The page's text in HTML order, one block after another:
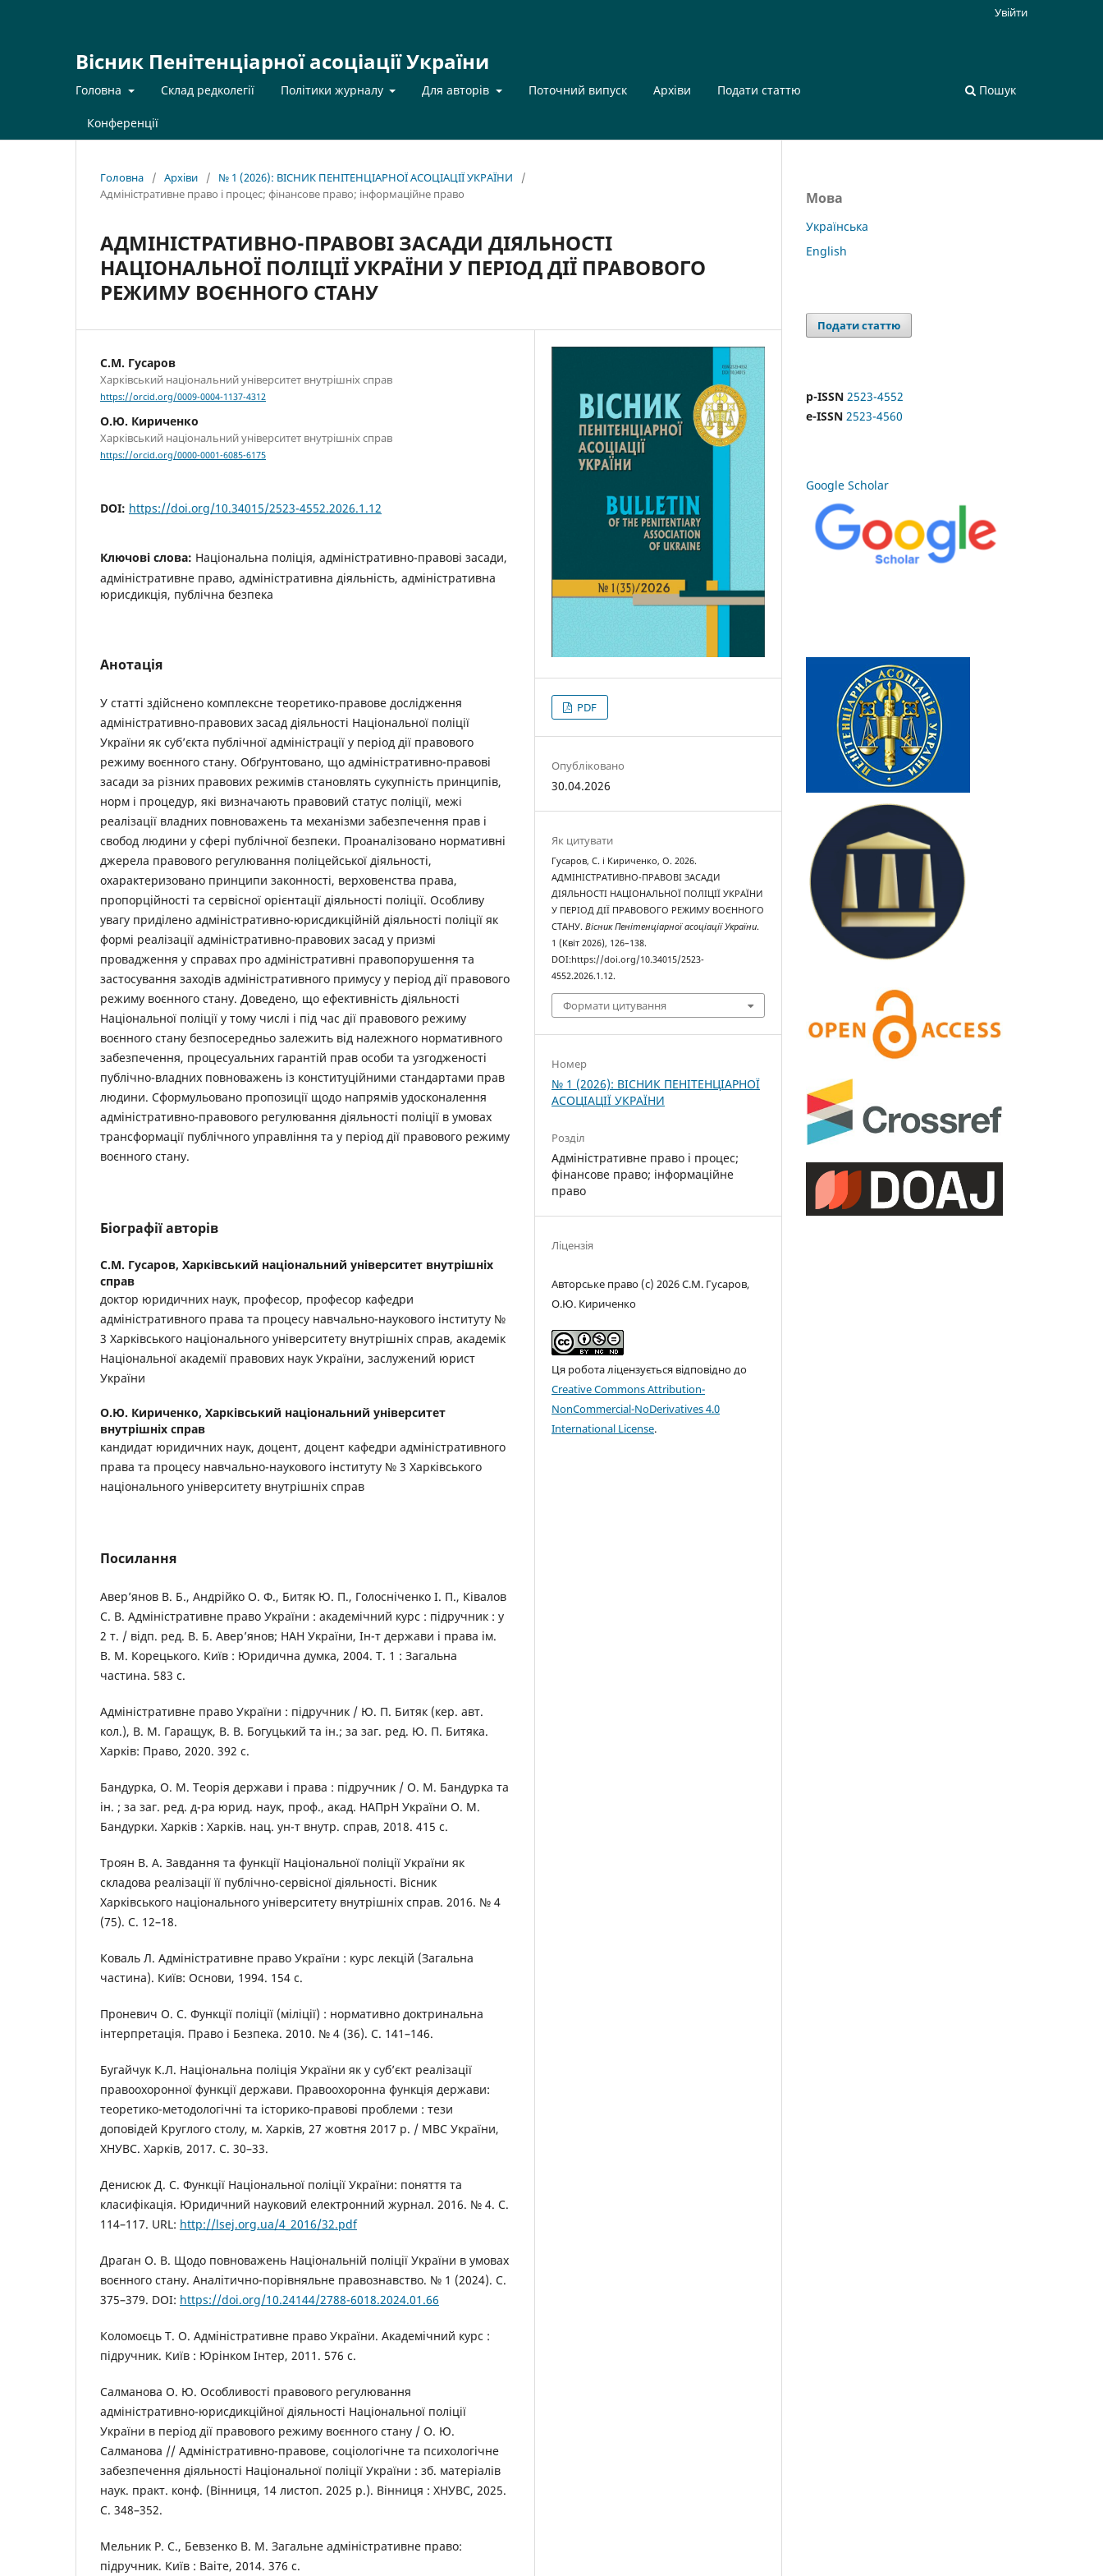
Вісник Пенітенціарної асоціації України
Головна Склад редколегії Політики журналу Для авторів Поточний випуск Архіви Подати статтю
Конференції
Пошук
Увійти
Головна / Архіви / № 1 (2026): ВІСНИК ПЕНІТЕНЦІАРНОЇ АСОЦІАЦІЇ УКРАЇНИ
/
Адміністративне право і процес; фінансове право; інформаційне право
АДМІНІСТРАТИВНО-ПРАВОВІ ЗАСАДИ ДІЯЛЬНОСТІ
НАЦІОНАЛЬНОЇ ПОЛІЦІЇ УКРАЇНИ У ПЕРІОД ДІЇ ПРАВОВОГО
РЕЖИМУ ВОЄННОГО СТАНУ
С.М. Гусаров
Харківський національний університет внутрішніх справ
https://orcid.org/0009-0004-1137-4312
О.Ю. Кириченко
Харківський національний університет внутрішніх справ
https://orcid.org/0000-0001-6085-6175
DOI: https://doi.org/10.34015/2523-4552.2026.1.12
Ключові слова: Національна поліція, адміністративно-правові засади,
адміністративне право, адміністративна діяльність, адміністративна
юрисдикція, публічна безпека
Анотація
У статті здійснено комплексне теоретико-правове дослідження
адміністративно-правових засад діяльності Національної поліції
України як суб’єкта публічної адміністрації у період дії правового
режиму воєнного стану. Обґрунтовано, що адміністративно-правові
засади за різних правових режимів становлять сукупність принципів,
норм і процедур, які визначають правовий статус поліції, межі
реалізації владних повноважень та механізми забезпечення прав і
свобод людини у сфері публічної безпеки. Проаналізовано нормативні
джерела правового регулювання поліцейської діяльності,
охарактеризовано принципи законності, верховенства права,
пропорційності та сервісної орієнтації діяльності поліції. Особливу
увагу приділено адміністративно-юрисдикційній діяльності поліції як
формі реалізації адміністративно-правових засад у призмі
провадження у справах про адміністративні правопорушення та
застосування заходів адміністративного примусу у період дії правового
режиму воєнного стану. Доведено, що ефективність діяльності
Національної поліції у тому числі і під час дії правового режиму
воєнного стану безпосередньо залежить від належного нормативного
забезпечення, процесуальних гарантій прав особи та узгодженості
публічно-владних повноважень із конституційними стандартами прав
людини. Сформульовано пропозиції щодо напрямів удосконалення
адміністративно-правового регулювання діяльності поліції в умовах
трансформації публічного управління та у період дії правового режиму
воєнного стану.
Біографії авторів
С.М. Гусаров, Харківський національний університет внутрішніх
справ
доктор юридичних наук, професор, професор кафедри
адміністративного права та процесу навчально-наукового інституту №
3 Харківського національного університету внутрішніх справ, академік
Національної академії правових наук України, заслужений юрист
України
О.Ю. Кириченко, Харківський національний університет
внутрішніх справ
кандидат юридичних наук, доцент, доцент кафедри адміністративного
права та процесу навчально-наукового інституту № 3 Харківського
національного університету внутрішніх справ
Посилання
Авер’янов В. Б., Андрійко О. Ф., Битяк Ю. П., Голосніченко І. П., Ківалов
С. В. Адміністративне право України : академічний курс : підручник : у
2 т. / відп. ред. В. Б. Авер’янов; НАН України, Ін-т держави і права ім.
В. М. Корецького. Київ : Юридична думка, 2004. Т. 1 : Загальна
частина. 583 с.
Адміністративне право України : підручник / Ю. П. Битяк (кер. авт.
кол.), В. М. Гаращук, В. В. Богуцький та ін.; за заг. ред. Ю. П. Битяка.
Харків: Право, 2020. 392 с.
Бандурка, О. М. Теорія держави і права : підручник / О. М. Бандурка та
ін. ; за заг. ред. д-ра юрид. наук, проф., акад. НАПрН України О. М.
Бандурки. Харків : Харків. нац. ун-т внутр. справ, 2018. 415 с.
Троян В. А. Завдання та функції Національної поліції України як
складова реалізації її публічно-сервісної діяльності. Вісник
Харківського національного університету внутрішніх справ. 2016. № 4
(75). С. 12–18.
Коваль Л. Адміністративне право України : курс лекцій (Загальна
частина). Київ: Основи, 1994. 154 с.
Проневич О. С. Функції поліції (міліції) : нормативно доктринальна
інтерпретація. Право і Безпека. 2010. № 4 (36). С. 141–146.
Бугайчук К.Л. Національна поліція України як у суб’єкт реалізації
правоохоронної функції держави. Правоохоронна функція держави:
теоретико-методологічні та історико-правові проблеми : тези
доповідей Круглого столу, м. Харків, 27 жовтня 2017 р. / МВС України,
ХНУВС. Харків, 2017. С. 30–33.
Денисюк Д. С. Функції Національної поліції України: поняття та
класифікація. Юридичний науковий електронний журнал. 2016. № 4. С.
114–117. URL: http://lsej.org.ua/4_2016/32.pdf
Драган О. В. Щодо повноважень Національній поліції України в умовах
воєнного стану. Аналітично-порівняльне правознавство. № 1 (2024). С.
375–379. DOI: https://doi.org/10.24144/2788-6018.2024.01.66
Коломоєць Т. О. Адміністративне право України. Академічний курс :
підручник. Київ : Юрінком Інтер, 2011. 576 с.
Салманова О. Ю. Особливості правового регулювання
адміністративно-юрисдикційної діяльності Національної поліції
України в період дії правового режиму воєнного стану / О. Ю.
Салманова // Адміністративно-правове, соціологічне та психологічне
забезпечення діяльності Національної поліції України : зб. матеріалів
наук. практ. конф. (Вінниця, 14 листоп. 2025 р.). Вінниця : ХНУВС, 2025.
С. 348–352.
Мельник Р. С., Бевзенко В. М. Загальне адміністративне право:
підручник. Київ : Ваіте, 2014. 376 с.
PDF
Опубліковано
30.04.2026
Як цитувати
Гусаров, С. і Кириченко, О. 2026.
АДМІНІСТРАТИВНО-ПРАВОВІ ЗАСАДИ
ДІЯЛЬНОСТІ НАЦІОНАЛЬНОЇ ПОЛІЦІЇ УКРАЇНИ
У ПЕРІОД ДІЇ ПРАВОВОГО РЕЖИМУ ВОЄННОГО
СТАНУ.Вісник Пенітенціарної асоціації України.
1 (Квіт 2026), 126–138.
DOI:https://doi.org/10.34015/2523-
4552.2026.1.12.
Формати цитування
Номер
№ 1 (2026): ВІСНИК ПЕНІТЕНЦІАРНОЇ
АСОЦІАЦІЇ УКРАЇНИ
Розділ
Адміністративне право і процес;
фінансове право; інформаційне
право
Ліцензія
Авторське право (c) 2026 С.М. Гусаров,
О.Ю. Кириченко
Ця робота ліцензується відповідно до
Creative Commons Attribution-
NonCommercial-NoDerivatives 4.0
International License.
Мова
Українська
English
Подати статтю
p-ISSN 2523-4552
e-ISSN 2523-4560
Google Scholar